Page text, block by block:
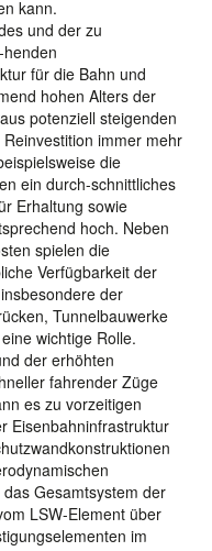
kann.
und der zu
für die Bahn und
hohen Alters der
potenziell steigenden
immer mehr
die
ein durch-schnittliches
Erhaltung sowie
hoch. Neben
spielen die
Verfügbarkeit der
der
Tunnelbauwerke
wichtige Rolle.
der erhöhten
fahrender Züge
es zu vorzeitigen
Eisenbahninfrastruktur
Gesamtsystem der
LSW-Element über
im